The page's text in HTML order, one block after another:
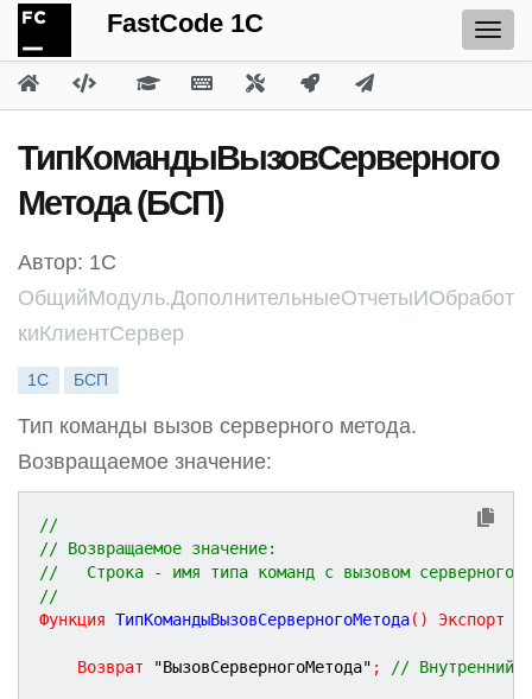
FastCode 1C
ТипКомандыВызовСерверного
Метода (БСП)
Автор: 1С
ОбщийМодуль.ДополнительныеОтчетыИОбработ
киКлиентСервер
1С БСП
Тип команды вызов серверного метода.
Возвращаемое значение:
//
// Возвращаемое значение:
//   Строка - имя типа команд с вызовом серверного
//
Функция ТипКомандыВызовСерверногоМетода( ) Экспорт
Возврат "ВызовСерверногоМетода" ; // Внутренний